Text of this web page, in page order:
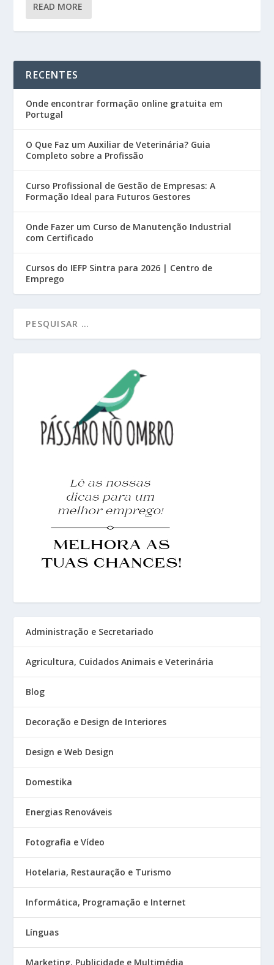
READ MORE
RECENTES
Onde encontrar formação online gratuita em
Portugal
O Que Faz um Auxiliar de Veterinária? Guia
Completo sobre a Profissão
Curso Profissional de Gestão de Empresas: A
Formação Ideal para Futuros Gestores
Onde Fazer um Curso de Manutenção Industrial
com Certificado
Cursos do IEFP Sintra para 2026 | Centro de
Emprego
Administração e Secretariado
Agricultura, Cuidados Animais e Veterinária
Blog
Decoração e Design de Interiores
Design e Web Design
Domestika
Energias Renováveis
Fotografia e Vídeo
Hotelaria, Restauração e Turismo
Informática, Programação e Internet
Línguas
Marketing, Publicidade e Multimédia